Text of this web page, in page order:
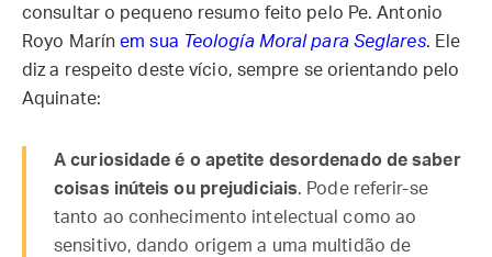
consultar o pequeno resumo feito pelo Pe. Antonio
Royo Marínem sua Teología Moral para Seglares. Ele
diz a respeito deste vício, sempre se orientando pelo
Aquinate:
A curiosidade é o apetite desordenado de saber
coisas inúteis ou prejudiciais. Pode referir-se
tanto ao conhecimento intelectual como ao
sensitivo, dando origem a uma multidão de